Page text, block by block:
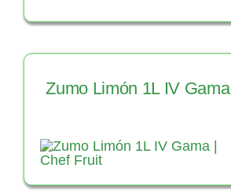
Ver Producto
Zumo Limón 1L IV Gama